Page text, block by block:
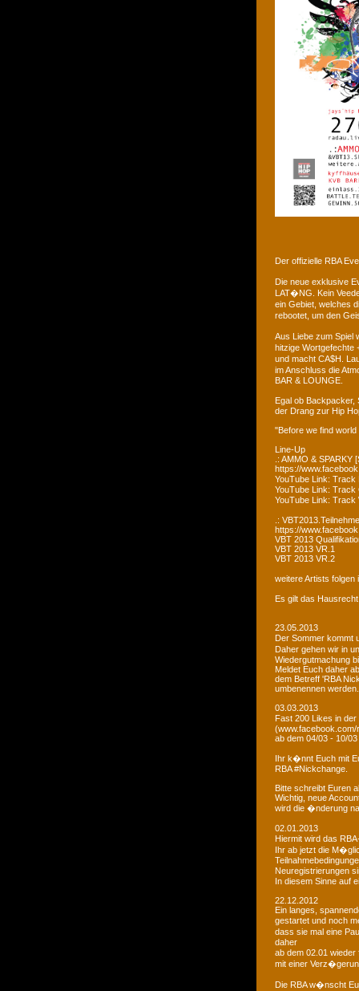
Der offizielle RBA
Die neue exklusive
LAT�NG. Kein
ein Gebiet, welches
rebootet, um den
Aus Liebe zum Spiel
hitzige Wortgefechte
und macht CA$H.
im Anschluss die
BAR & LOUNGE.
Egal ob
der Drang zur Hip
"Before we find
Line-Up
.: AMMO & SPARKY
https://
YouTube Link:
YouTube Link: Track
YouTube Link:
.:
https://
VBT 2013
VBT 2013 VR.1
VBT 2013 VR.2
weitere Artists
Es gilt das
23.05.2013
Der Sommer kommt
Daher gehen wir in
Wiedergutmachung
Meldet Euch daher
dem Betreff 'RBA
umbenennen
03.03.2013
Fast 200 Likes in
ab dem 04/03 - 10/
Ihr k�nnt Euch mit
RBA #Nickchange.
Bitte schreibt Euren
Wichtig, neue
wird die �nderung
02.01.2013
Hiermit wird das
Ihr ab jetzt die
Neuregistrierungen
In diesem Sinne auf
22.12.2012
Ein langes,
gestartet und noch
dass sie mal eine
daher
ab dem 02.01
mit einer
Die RBA w�nscht